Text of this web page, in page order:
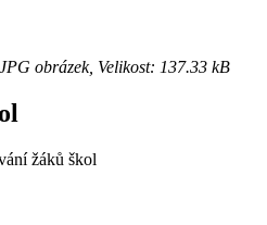
obrázek, Velikost: 137.33 kB